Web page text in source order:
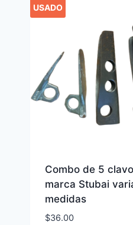
USADO
Combo de 5
marca Stubai
medidas
$36.00